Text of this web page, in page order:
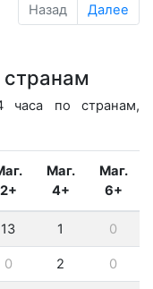
Назад Далее
часа по странам,
2+
Маг.
4+
Маг.
6+
13 1 0
0 2 0